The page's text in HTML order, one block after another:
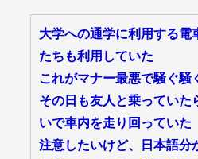
大学への通学に利用する電
たちも利用していた
これがマナー最悪で騒ぐ騒
その日も友人と乗っていた
いで車内を走り回っていた
注意したいけど、日本語分